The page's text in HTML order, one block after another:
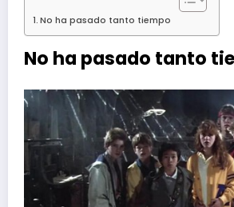
No ha pasado tanto tiempo
No ha pasado tanto